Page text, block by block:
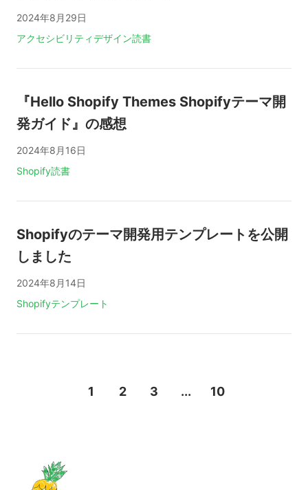
2024年8月29日
タグ:
アクセシビリティデザイン読書
『Hello Shopify Themes Shopifyテーマ開
発ガイド』の感想
2024年8月16日
タグ:
Shopify読書
Shopifyのテーマ開発用テンプレートを公開
しました
2024年8月14日
タグ:
Shopifyテンプレート
1
ページ目
2
ページ目
3
ページ目
... 10
ページ目